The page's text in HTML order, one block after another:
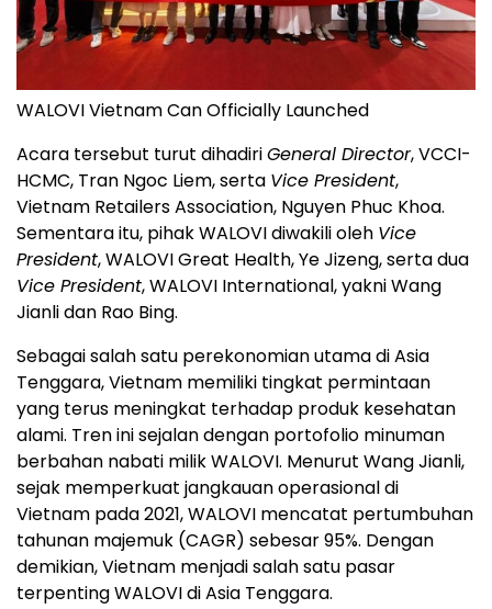
WALOVI Vietnam Can Officially Launched
Acara tersebut turut dihadiriGeneral Director, VCCI-
HCMC, Tran Ngoc Liem, serta Vice President,
Vietnam Retailers Association, Nguyen Phuc Khoa.
Sementara itu, pihak WALOVI diwakili oleh Vice
President, WALOVI Great Health, Ye Jizeng, serta dua
Vice President, WALOVI International, yakni Wang
Jianli dan Rao Bing.
Sebagai salah satu perekonomian utama di Asia
Tenggara, Vietnam memiliki tingkat permintaan
yang terus meningkat terhadap produk kesehatan
alami. Tren ini sejalan dengan portofolio minuman
berbahan nabati milik WALOVI. Menurut Wang Jianli,
sejak memperkuat jangkauan operasional di
Vietnam pada 2021, WALOVI mencatat pertumbuhan
tahunan majemuk (CAGR) sebesar 95%. Dengan
demikian, Vietnam menjadi salah satu pasar
terpenting WALOVI di Asia Tenggara.